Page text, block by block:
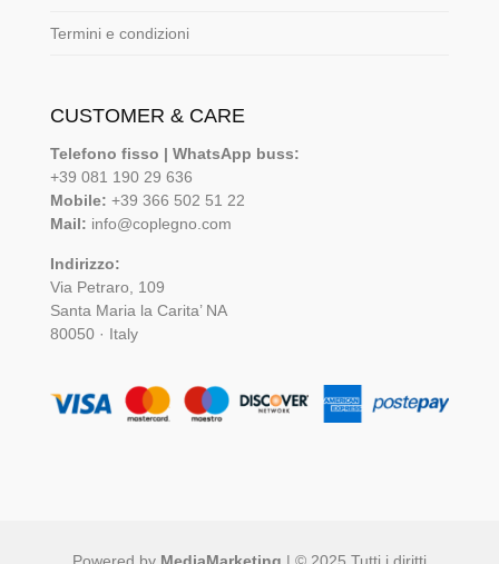
Termini e condizioni
CUSTOMER & CARE
Telefono fisso | WhatsApp buss:
+39 081 190 29 636
Mobile: +39 366 502 51 22
Mail: info@coplegno.com
Indirizzo:
Via Petraro, 109
Santa Maria la Carita’ NA
80050 · Italy